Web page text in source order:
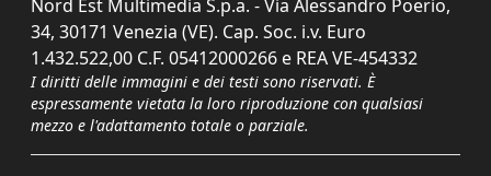
Nord Est Multimedia S.p.a. - Via Alessandro Poerio,
34, 30171 Venezia (VE). Cap. Soc. i.v. Euro
1.432.522,00 C.F. 05412000266 e REA VE-454332
I diritti delle immagini e dei testi sono riservati. È
espressamente vietata la loro riproduzione con qualsiasi
mezzo e l'adattamento totale o parziale.